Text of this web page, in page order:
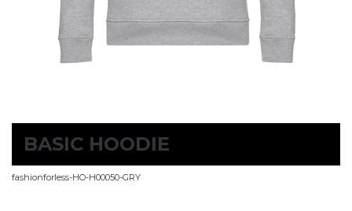
BASIC HOODIE
fashionforless-HO-H00050-GRY